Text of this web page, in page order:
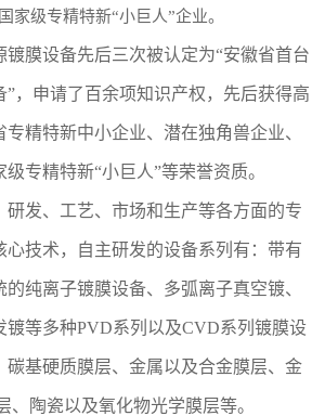
家级专精特新“小巨人”企业。
镀膜设备先后三次被认定为“安徽省首台
”，申请了百余项知识产权，先后获得高
精特新中小企业、潜在独角兽企业、
专精特新“小巨人”等荣誉资质。
研发、工艺、市场和生产等各方面的专
心技术，自主研发的设备系列有：带有
纯离子镀膜设备、多弧离子真空镀、
镀等多种PVD系列以及CVD系列镀膜设
碳基硬质膜层、金属以及合金膜层、金
、陶瓷以及氧化物光学膜层等。